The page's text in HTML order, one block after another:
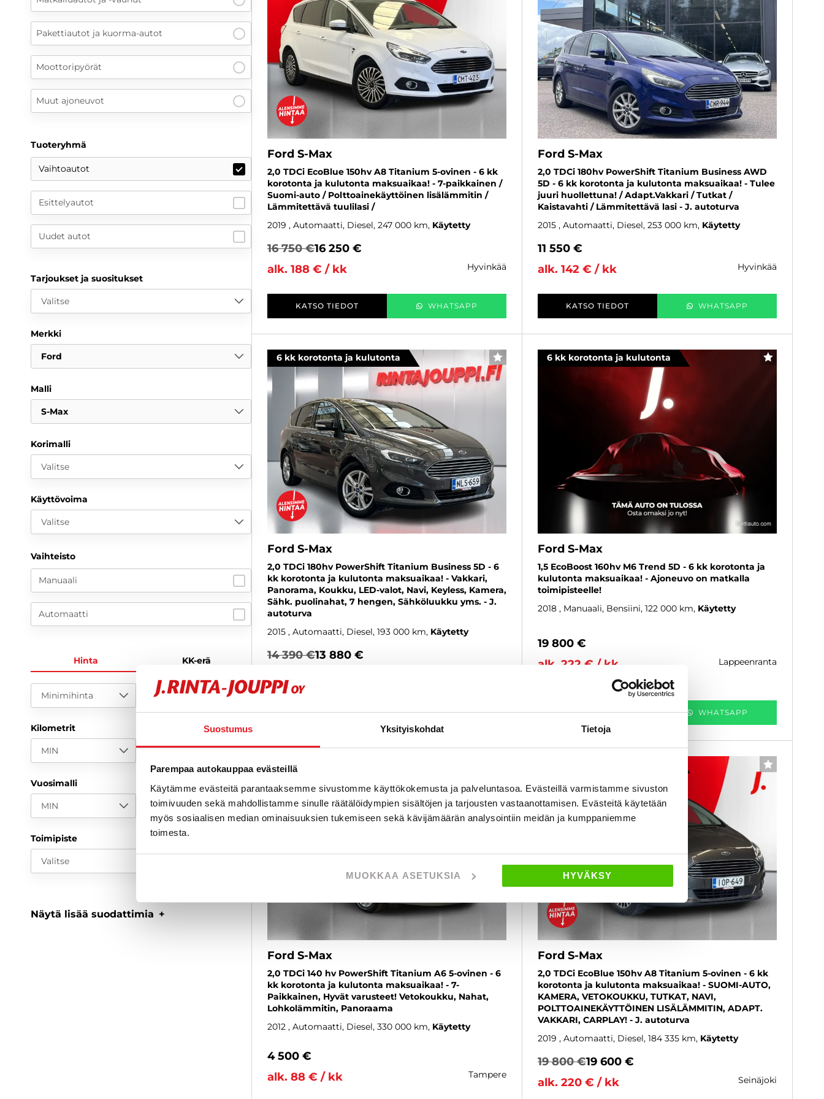
Suostumus Yksityiskohdat Tietoja
Parempaa autokauppaa evästeillä
Käytämme evästeitä parantaaksemme sivustomme käyttökokemusta ja palveluntasoa. Evästeillä varmistamme sivuston
toimivuuden sekä mahdollistamme sinulle räätälöidympien sisältöjen ja tarjousten vastaanottamisen. Evästeitä käytetään
myös sosiaalisen median ominaisuuksien tukemiseen sekä kävijämäärän analysointiin meidän ja kumppaniemme
toimesta.
MUOKKAA ASETUKSIA HYVÄKSY
Pakettiautot ja kuorma-autot
Moottoripyörät
Muut ajoneuvot
Tuoteryhmä
Vaihtoautot
Esittelyautot
Uudet autot
Tarjoukset ja suositukset
Valitse
Merkki
Ford
Malli
S-Max
Korimalli
Valitse
Käyttövoima
Valitse
Vaihteisto
Manuaali
Automaatti
Hinta KK-erä
Minimihinta Maksimihinta
Kilometrit
MIN MAX
Vuosimalli
MIN MAX
Toimipiste
Valitse
Näytä lisää suodattimia
Ford S-Max
2,0 TDCi EcoBlue 150hv A8 Titanium 5-ovinen - 6 kk
korotonta ja kulutonta maksuaikaa! - 7-paikkainen /
Suomi-auto / Polttoainekäyttöinen lisälämmitin /
Lämmitettävä tuulilasi /
2019 , Automaatti, Diesel, 247 000 km Käytetty
16 750 €16 250 €
alk. 188 € / kk
hyvinkää
KATSO TIEDOT WHATSAPP
Ford S-Max
2,0 TDCi 180hv PowerShift Titanium Business AWD
5D - 6 kk korotonta ja kulutonta maksuaikaa! - Tulee
juuri huollettuna! / Adapt.Vakkari / Tutkat /
Kaistavahti / Lämmitettävä lasi - J. autoturva
2015 , Automaatti, Diesel, 253 000 km Käytetty
11 550 €
alk. 142 € / kk
hyvinkää
KATSO TIEDOT WHATSAPP
6 kk korotonta ja kulutonta SUOSIKKI
Ford S-Max
2,0 TDCi 180hv PowerShift Titanium Business 5D - 6
kk korotonta ja kulutonta maksuaikaa! - Vakkari,
Panorama, Koukku, LED-valot, Navi, Keyless, Kamera,
Sähk. puolinahat, 7 hengen, Sähköluukku yms. - J.
autoturva
2015 , Automaatti, Diesel, 193 000 km Käytetty
14 390 €13 880 €
KATSO TIEDOT WHATSAPP
6 kk korotonta ja kulutonta SUOSIKKI
Ford S-Max
1,5 EcoBoost 160hv M6 Trend 5D - 6 kk korotonta ja
kulutonta maksuaikaa! - Ajoneuvo on matkalla
toimipisteelle!
2018 , Manuaali, Bensiini, 122 000 km Käytetty
19 800 €
alk. 222 € / kk
lappeenranta
KATSO TIEDOT WHATSAPP
6 kk korotonta ja kulutonta
Ford S-Max
2,0 TDCi 140 hv PowerShift Titanium A6 5-ovinen - 6
kk korotonta ja kulutonta maksuaikaa! - 7-
Paikkainen, Hyvät varusteet! Vetokoukku, Nahat,
Lohkolämmitin, Panoraama
2012 , Automaatti, Diesel, 330 000 km Käytetty
4 500 €
alk. 88 € / kk
tampere
SUOSIKKI
Ford S-Max
2,0 TDCi EcoBlue 150hv A8 Titanium 5-ovinen - 6 kk
korotonta ja kulutonta maksuaikaa! - SUOMI-AUTO,
KAMERA, VETOKOUKKU, TUTKAT, NAVI,
POLTTOAINEKÄYTTÖINEN LISÄLÄMMITIN, ADAPT.
VAKKARI, CARPLAY! - J. autoturva
2019 , Automaatti, Diesel, 184 335 km Käytetty
19 800 €19 600 €
alk. 220 € / kk
seinäjoki